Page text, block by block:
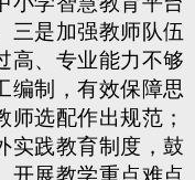
三是加强教师队伍
高、专业能力不够
编制，有效保障思
选配作出规范；
实践教育制度，鼓
开展教学重点难点